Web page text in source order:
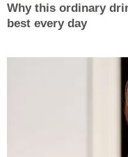
Why this ordinary
best every day